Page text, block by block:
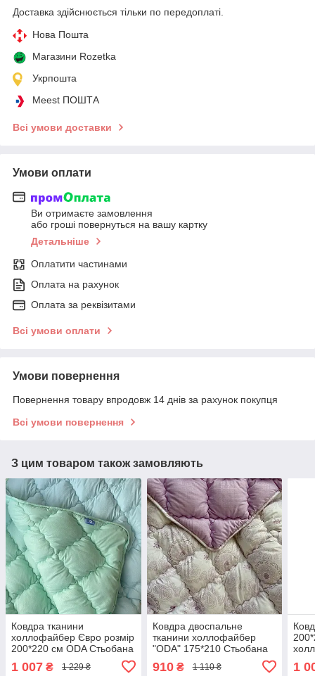
Доставка здійснюється тільки по передоплаті.
Нова Пошта
Магазини Rozetka
Укрпошта
Meest ПОШТА
Всі умови доставки
Умови оплати
Ви отримаєте замовлення
або гроші повернуться на вашу картку
Детальніше
Оплатити частинами
Оплата на рахунок
Оплата за реквізитами
Всі умови оплати
Умови повернення
Повернення товару впродовж 14 днів за рахунок покупця
Всі умови повернення
З цим товаром також замовляють
Ковдра тканини
холлофайбер Євро розмір
200*220 см ODA Стьобана
1 007 ₴ 1 229 ₴
Ковдра двоспальне
тканини холлофайбер
"ODA" 175*210 Стьобана
910₴ 1 110 ₴ 1